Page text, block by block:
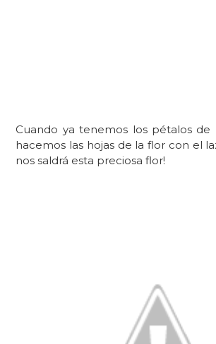
Cuando ya tenemos los pétalos de
hacemos las hojas de la flor con el
nos saldrá esta preciosa flor!